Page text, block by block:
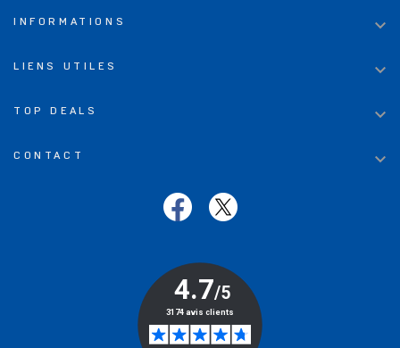
INFORMATIONS 
LIENS UTILES 
TOP DEALS 
CONTACT 